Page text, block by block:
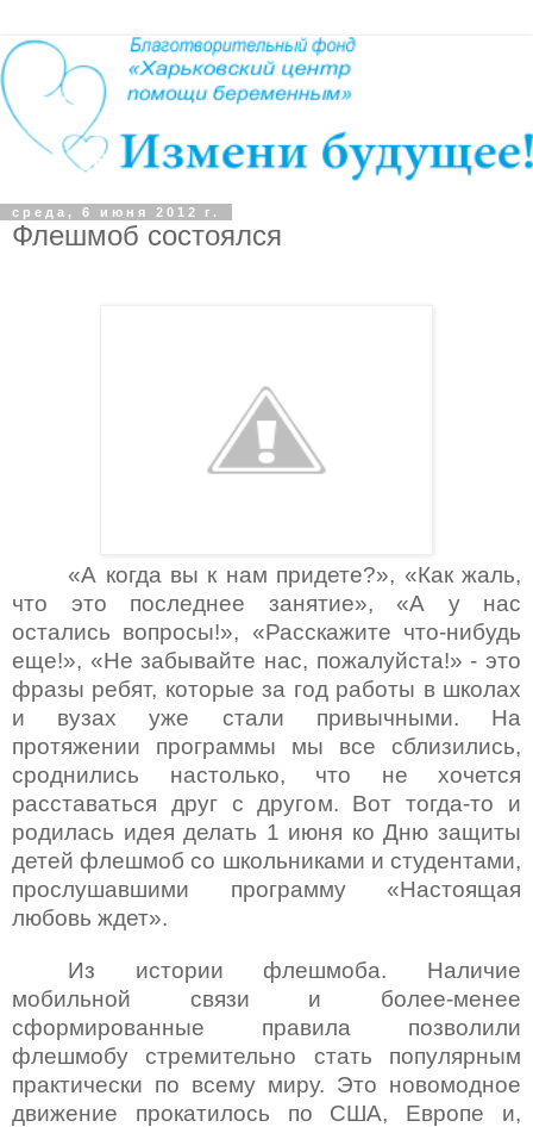
среда, 6 июня 2012 г.
Флешмоб состоялся
«А когда вы к нам придете?», «Как жаль,
что это последнее занятие», «А у нас
остались вопросы!», «Расскажите что-нибудь
еще!», «Не забывайте нас, пожалуйста!» - это
фразы ребят, которые за год работы в школах
и вузах уже стали привычными. На
протяжении программы мы все сблизились,
сроднились настолько, что не хочется
расставаться друг с другом. Вот тогда-то и
родилась идея делать 1 июня ко Дню защиты
детей флешмоб со школьниками и студентами,
прослушавшими программу «Настоящая
любовь ждет».
Из истории флешмоба. Наличие
мобильной связи и более-менее
сформированные правила позволили
флешмобу стремительно стать популярным
практически по всему миру. Это новомодное
движение прокатилось по США, Европе и,